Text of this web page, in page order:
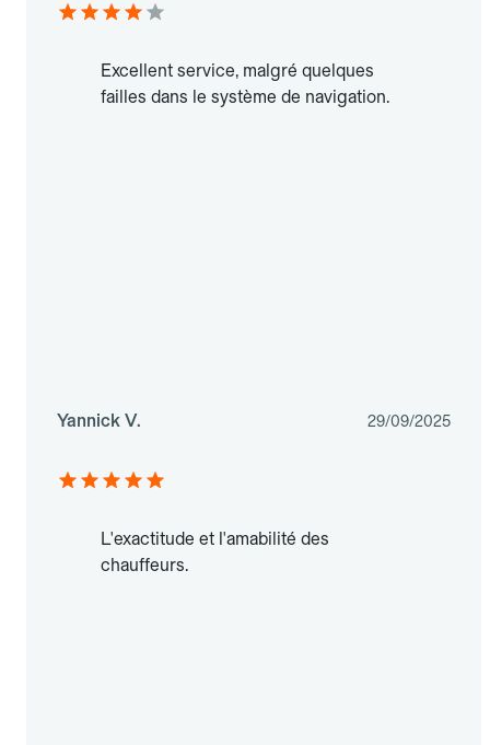
Excellent service, malgré quelques
failles dans le système de navigation.
Yannick V. 29/09/2025
L'exactitude et l'amabilité des
chauffeurs.